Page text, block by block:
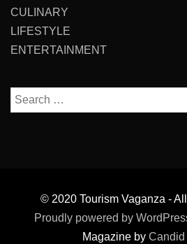
CULINARY
LIFESTYLE
ENTERTAINMENT
Search
for:
© 2020 Tourism Vaganza -
Proudly powered by
Magazine by Candid